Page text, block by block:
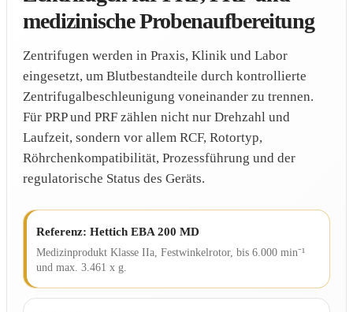
medizinische Probenaufbereitung
Zentrifugen werden in Praxis, Klinik und Labor
eingesetzt, um Blutbestandteile durch kontrollierte
Zentrifugalbeschleunigung voneinander zu trennen.
Für PRP und PRF zählen nicht nur Drehzahl und
Laufzeit, sondern vor allem RCF, Rotortyp,
Röhrchenkompatibilität, Prozessführung und der
regulatorische Status des Geräts.
Referenz: Hettich EBA 200 MD
Medizinprodukt Klasse IIa, Festwinkelrotor, bis 6.000 min⁻¹
und max. 3.461 x g.